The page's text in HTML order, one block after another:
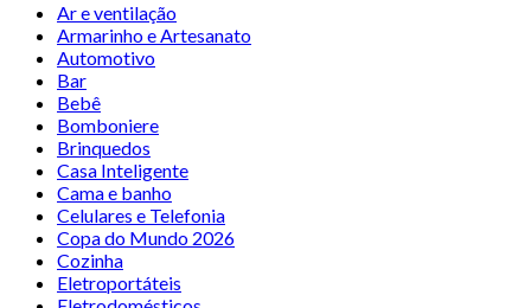
Ar e ventilação
Armarinho e Artesanato
Automotivo
Bar
Bebê
Bomboniere
Brinquedos
Casa Inteligente
Cama e banho
Celulares e Telefonia
Copa do Mundo 2026
Cozinha
Eletroportáteis